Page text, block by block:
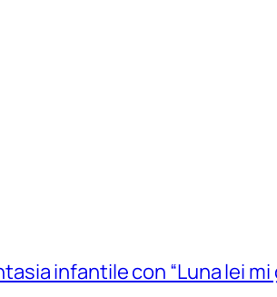
infantile con “Luna lei mi